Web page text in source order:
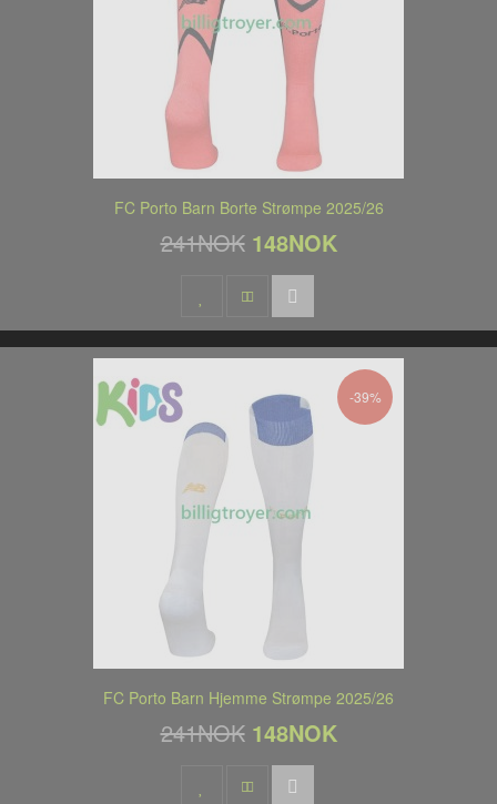
FC Porto Barn Borte Strømpe 2025/26
241NOK 148NOK
-39%
FC Porto Barn Hjemme Strømpe 2025/26
241NOK 148NOK